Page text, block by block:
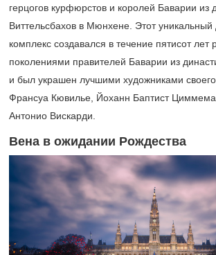
герцогов курфюрстов и королей Баварии из
Виттельсбахов в Мюнхене. Этот уникальный
комплекс создавался в течение пятисот лет
поколениями правителей Баварии из
и был украшен лучшими художниками
Франсуа Кювилье, Йоханн Баптист
Антонио Вискарди.
Вена в ожидании Рождества